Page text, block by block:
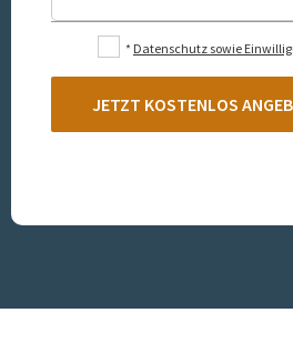
* Datenschutz sowie
JETZT KOSTENLOS